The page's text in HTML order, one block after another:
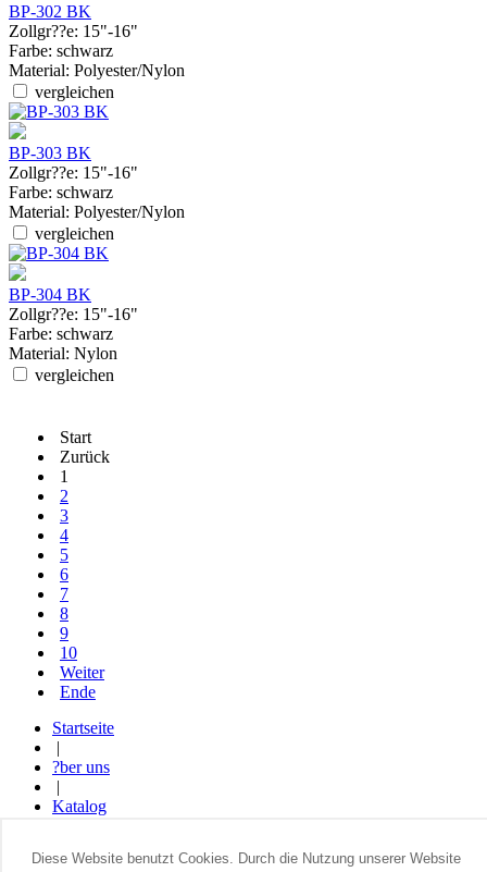
BP-302 BK
Zollgr??e: 15"-16"
Farbe: schwarz
Material: Polyester/Nylon
vergleichen
BP-303 BK
Zollgr??e: 15"-16"
Farbe: schwarz
Material: Polyester/Nylon
vergleichen
BP-304 BK
Zollgr??e: 15"-16"
Farbe: schwarz
Material: Nylon
vergleichen
Start
Zurück
1
2
3
4
5
6
7
8
9
10
Weiter
Ende
Startseite
|
?ber uns
|
Katalog
|
Diese Website benutzt Cookies. Durch die Nutzung unserer Website